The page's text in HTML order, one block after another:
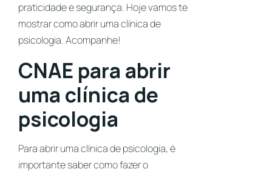
praticidade e segurança. Hoje vamos te
mostrar como abrir uma clínica de
psicologia. Acompanhe!
CNAE para abrir
uma clínica de
psicologia
Para abrir uma clínica de psicologia, é
importante saber como fazer o